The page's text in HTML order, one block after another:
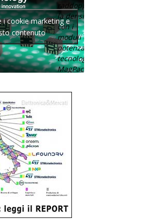
raddoppia
la densità
con i
moduli di
potenza con
tecnologia
MagPack.
i cookie marketing e
contenuto